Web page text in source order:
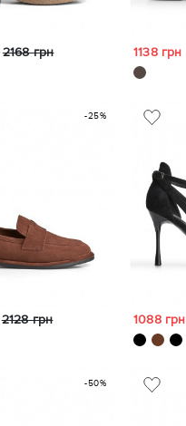
2168 грн 1138 грн
-25%
2128 грн 1088 грн
-50%